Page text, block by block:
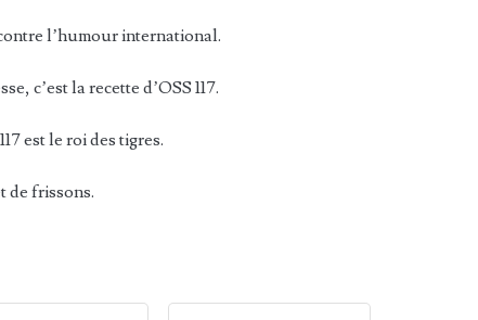
l’humour international.
c’est la recette d’OSS 117.
est le roi des tigres.
de frissons.